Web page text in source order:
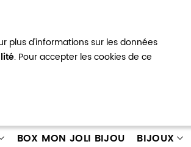
plus d'informations sur les données
. Pour accepter les cookies de ce
Créer un compte
BOX MON JOLI BIJOU BIJOUX